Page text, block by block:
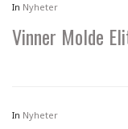
In Nyheter
Vinner Molde
In Nyheter